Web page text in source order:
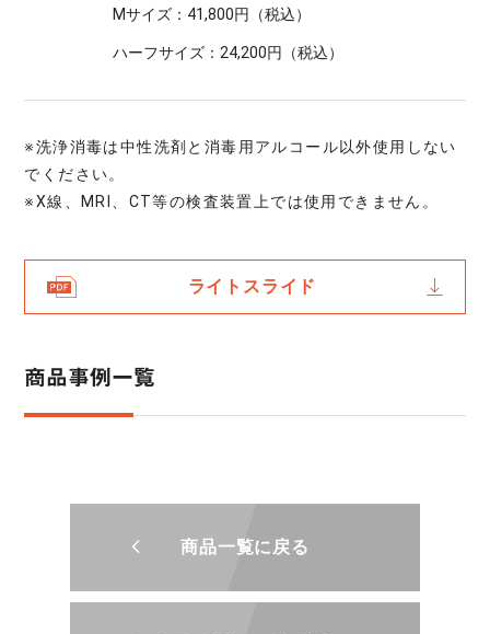
Mサイズ：41,800円（税込）
ハーフサイズ：24,200円（税込）
※洗浄消毒は中性洗剤と消毒用アルコール以外使用しない
でください。
※X線、MRI、CT等の検査装置上では使用できません。
ライトスライド
商品事例一覧
商品一覧に戻る